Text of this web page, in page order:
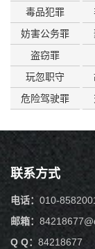
毒品犯罪
妨害公务罪
盗窃罪
玩忽职守
危险驾驶罪
联系方式
电话： 010-
邮箱：
Q Q： 84218677